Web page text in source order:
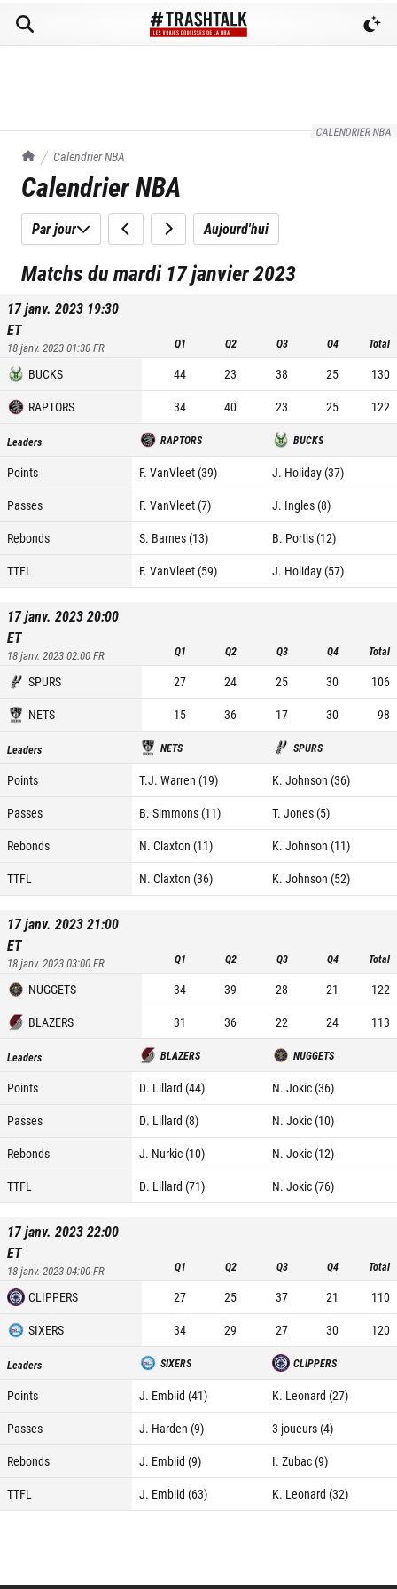
CALENDRIER NBA
TrashTalk Actu NBA
Calendrier NBA
Calendrier NBA
Par jour Aujourd'hui
Matchs du mardi 17 janvier 2023
17 janv. 2023 19:30
ET
18 janv. 2023 01:30FR Q1 Q2 Q3 Q4 Total
BUCKS 44 23 38 25
130
RAPTORS
34 40 23 25 122
Leaders RAPTORS BUCKS
Points F. VanVleet (39)
J. Holiday (37)
Passes
F. VanVleet (7)
J. Ingles (8)
Rebonds
S. Barnes (13)
B. Portis (12)
TTFL
F. VanVleet (59) J. Holiday (57)
17 janv. 2023 20:00
ET
18 janv. 2023 02:00FR Q1 Q2 Q3 Q4 Total
SPURS 27 24 25 30
106
NETS
15 36 17 30 98
Leaders NETS SPURS
Points T.J. Warren (19)
K. Johnson (36)
Passes
B. Simmons (11)
T. Jones (5)
Rebonds
N. Claxton (11)
K. Johnson (11)
TTFL
N. Claxton (36) K. Johnson (52)
17 janv. 2023 21:00
ET
18 janv. 2023 03:00FR Q1 Q2 Q3 Q4 Total
NUGGETS 34 39 28 21
122
BLAZERS
31 36 22 24 113
Leaders BLAZERS NUGGETS
Points D. Lillard (44)
N. Jokic (36)
Passes
D. Lillard (8)
N. Jokic (10)
Rebonds
J. Nurkic (10)
N. Jokic (12)
TTFL
D. Lillard (71) N. Jokic (76)
17 janv. 2023 22:00
ET
18 janv. 2023 04:00FR Q1 Q2 Q3 Q4 Total
CLIPPERS 27 25 37 21
110
SIXERS
34 29 27 30 120
Leaders SIXERS CLIPPERS
Points J. Embiid (41)
K. Leonard (27)
Passes
J. Harden (9)
3 joueurs (4)
Rebonds
J. Embiid (9)
I. Zubac (9)
TTFL
J. Embiid (63) K. Leonard (32)